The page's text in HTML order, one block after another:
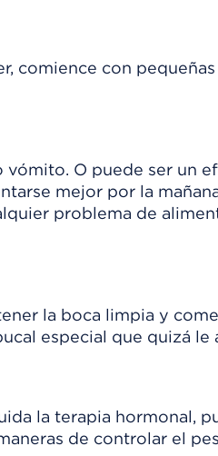
comience con pequeñas
vómito. O puede ser un
mejor por la
problema de
la boca limpia y
especial que quizá le
la terapia hormonal,
de controlar el